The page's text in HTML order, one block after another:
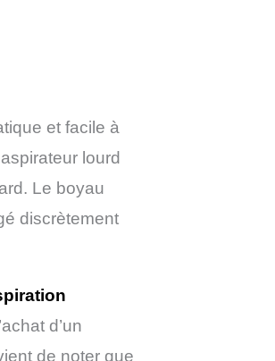
et facile à
lourd
Le boyau
discrètement
d’un
de noter que